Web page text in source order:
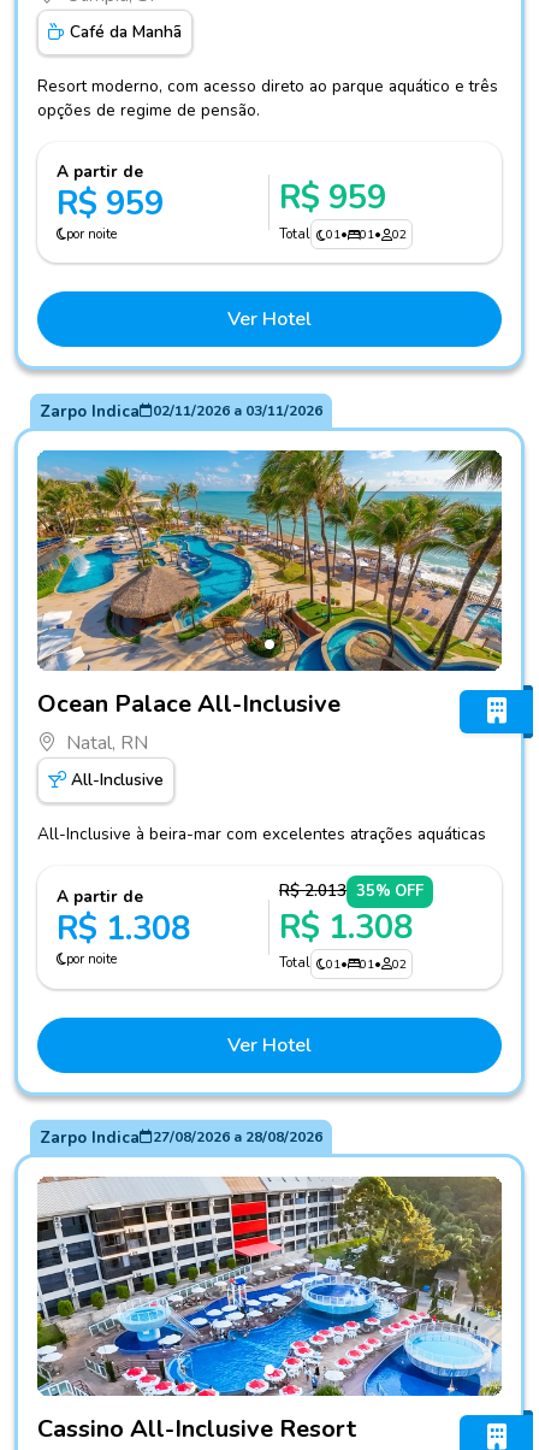
Café da Manhã
Resort moderno, com acesso direto ao parque aquático e três
opções de regime de pensão.
A partir de
R$ 959
por noite
R$ 959
Total 01• 01• 02
Ver Hotel
Zarpo Indica 02/11/2026a 03/11/2026
Ocean Palace All-Inclusive
Natal, RN
All-Inclusive
All-Inclusive à beira-mar com excelentes atrações aquáticas
A partir de
R$ 1.308
por noite
R$ 2.013 35% OFF
R$ 1.308
Total 01• 01• 02
Ver Hotel
Zarpo Indica 27/08/2026a 28/08/2026
Cassino All-Inclusive Resort